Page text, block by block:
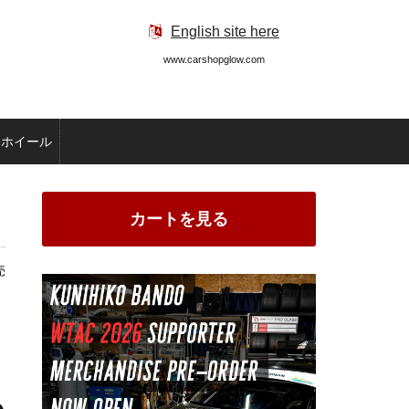
English site here
www.carshopglow.com
ホイール
カートを見る